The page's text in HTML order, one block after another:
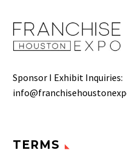
Sponsor I Exhibit Inquiries:
TERMS